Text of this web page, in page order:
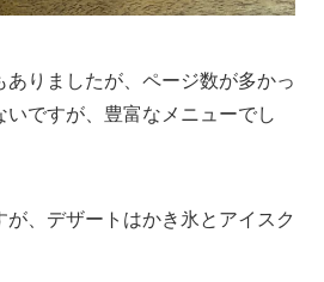
ありましたが、ページ数が多かっ
いですが、豊富なメニューでし
が、デザートはかき氷とアイスク